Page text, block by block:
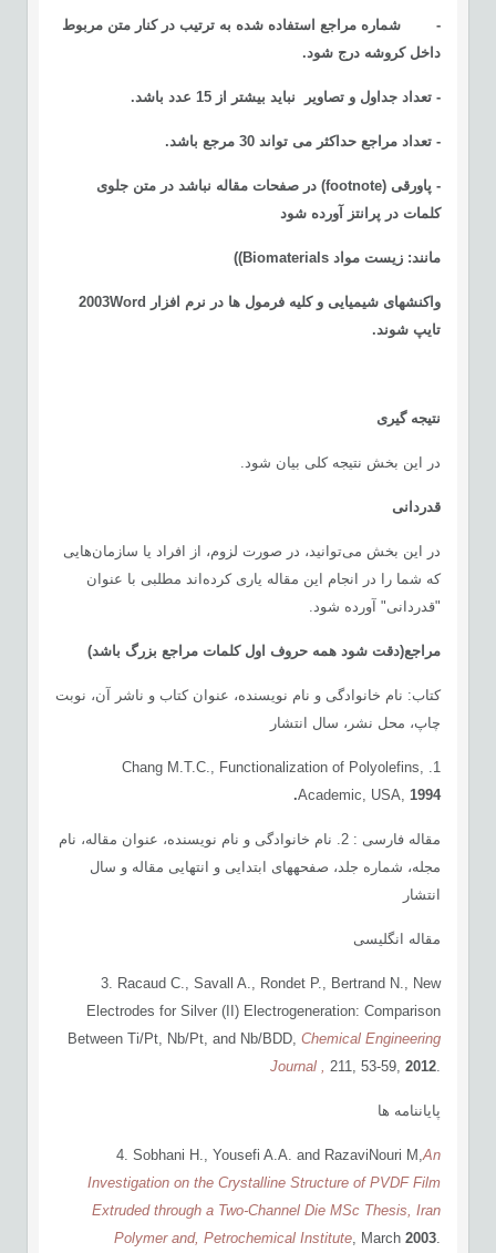
-
شماره مراجع استفاده شده به ترتیب در کنار متن مربوط
داخل کروشه درج شود.
- تعداد جداول و تصاویر نباید بیشتر از 15 عدد باشد.
- تعداد مراجع حداکثر می تواند 30 مرجع باشد .
- پاورقی
در صفحات مقاله نباشد در متن جلوی
کلمات در پرانتز آورده شود
مانند: زیست موادBiomaterials)
)
واکنش­های شیمیایی و کلیه فرمول ها در نرم افزار 2003Word
تایپ شوند.
نتیجه گیری
در این بخش نتیجه کلی بیان شود.
قدردانی
در این بخش می‌توانید، در صورت لزوم، از افراد يا سازمان‌هایی
كه شما را در انجام این مقاله یاری کرده‌اند مطلبی با عنوان
"قدردانی" آورده شود.
مراجع(دقت شود همه حروف اول کلمات مراجع بزرگ باشد)
كتاب: نام خانوادگی و نام نویسنده، عنوان کتاب و ناشر آن، نوبت
چاپ، محل نشر، سال انتشار
1. Chang M.T.C., Functionalization of Polyolefins,
Academic, USA,1994.
مقاله فارسی : 2. نام خانوادگی و نام نویسنده، عنوان مقاله، نام
مجله، شماره جلد، صفحه­های ابتدایی و انتهایی مقاله و سال
انتشار
مقاله انگلیسی
3. Racaud C., Savall A., Rondet P., Bertrand N., New
Electrodes for Silver (II) Electrogeneration: Comparison
Between Ti/Pt, Nb/Pt, and Nb/BDD,Chemical Engineering
Journal , 211, 53-59,2012
پایان­نامه ­ها
4. Sobhani H., Yousefi A.A. and RazaviNouri M,An
Investigation on the Crystalline Structure of PVDF Film
Extruded through a Two-Channel Die MSc Thesis, Iran
Polymer and, Petrochemical Institute , March2003